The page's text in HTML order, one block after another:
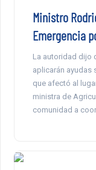
Ministro
Emergencia
La autoridad dijo
aplicarán ayudas
que afectó al
ministra de
comunidad a